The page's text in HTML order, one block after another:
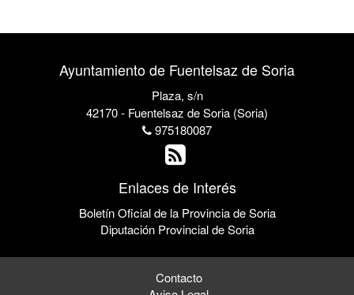
Ayuntamiento de Fuentelsaz de Soria
Plaza, s/n
42170 - Fuentelsaz de Soria (Soria)
975180087
Enlaces de Interés
Boletín Oficial de la Provincia de Soria
Diputación Provincial de Soria
Contacto